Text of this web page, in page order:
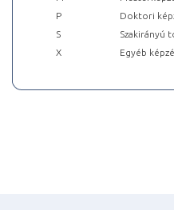
P
Doktori
S
Szakirányú
X
Egyéb